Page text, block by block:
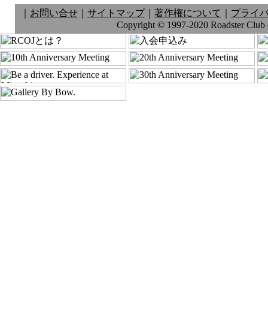
お問い合せ｜ サイトマップ｜ 著作権について
プライ
Copyright © 1997-2020 Roadster